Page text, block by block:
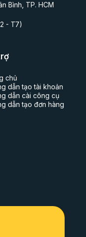
Bình, TP. HCM
- T7)
chủ
dẫn tạo tài khoản
dẫn cài công cụ
dẫn tạo đơn hàng